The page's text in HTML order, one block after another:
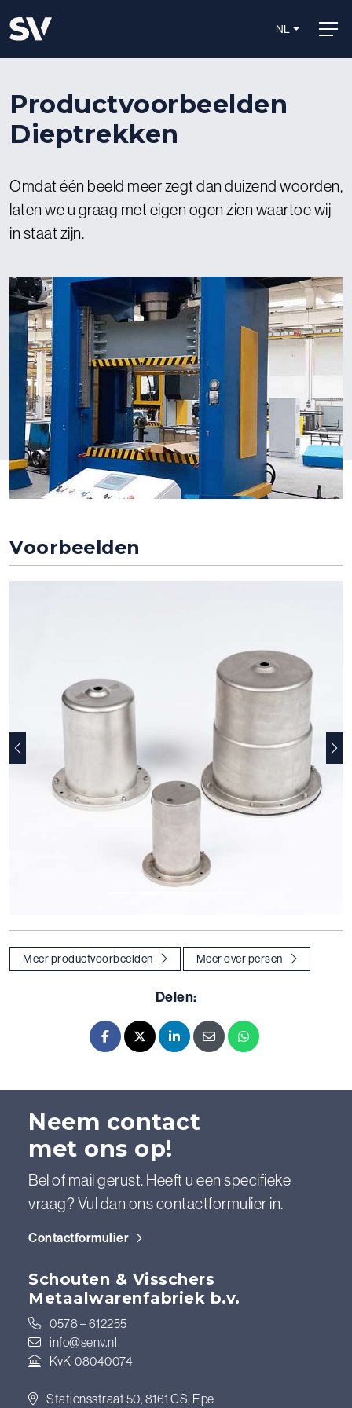
NL
Productvoorbeelden
Dieptrekken
Omdat één beeld meer zegt dan duizend woorden,
laten we u graag met eigen ogen zien waartoe wij
in staat zijn.
Voorbeelden
Vorige
Meer productvoorbeelden Meer over persen
Delen:
FacebookX - TwitterLinkedInE-mailWhatsapp
Neem contact
met ons op!
Bel of mail gerust. Heeft u een specifieke
vraag? Vul dan ons contactformulier in.
Contactformulier
Schouten & Visschers
Metaalwarenfabriek b.v.
0578 – 612255
info@senv.nl
KvK-08040074
Stationsstraat 50, 8161 CS, Epe